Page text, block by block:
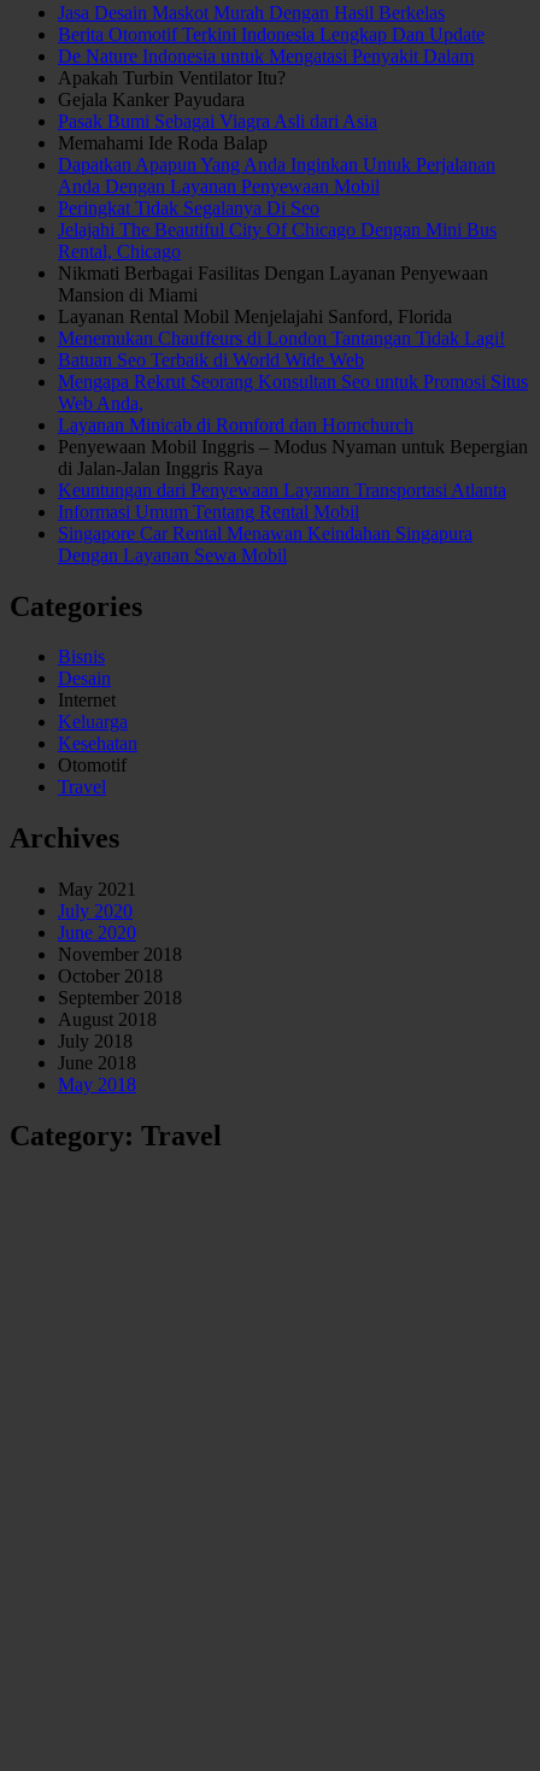
Jasa Desain Maskot Murah Dengan Hasil Berkelas
Berita Otomotif Terkini Indonesia Lengkap Dan Update
De Nature Indonesia untuk Mengatasi Penyakit Dalam
Apakah Turbin Ventilator Itu?
Gejala Kanker Payudara
Pasak Bumi Sebagai Viagra Asli dari Asia
Memahami Ide Roda Balap
Dapatkan Apapun Yang Anda Inginkan Untuk Perjalanan
Anda Dengan Layanan Penyewaan Mobil
Peringkat Tidak Segalanya Di Seo
Jelajahi The Beautiful City Of Chicago Dengan Mini Bus
Rental, Chicago
Nikmati Berbagai Fasilitas Dengan Layanan Penyewaan
Mansion di Miami
Layanan Rental Mobil Menjelajahi Sanford, Florida
Menemukan Chauffeurs di London Tantangan Tidak Lagi!
Batuan Seo Terbaik di World Wide Web
Mengapa Rekrut Seorang Konsultan Seo untuk Promosi Situs
Web Anda,
Layanan Minicab di Romford dan Hornchurch
Penyewaan Mobil Inggris – Modus Nyaman untuk Bepergian
di Jalan-Jalan Inggris Raya
Keuntungan dari Penyewaan Layanan Transportasi Atlanta
Informasi Umum Tentang Rental Mobil
Singapore Car Rental Menawan Keindahan Singapura
Dengan Layanan Sewa Mobil
Categories
Bisnis
Desain
Internet
Keluarga
Kesehatan
Otomotif
Travel
Archives
May 2021
July 2020
June 2020
November 2018
October 2018
September 2018
August 2018
July 2018
June 2018
May 2018
Category: Travel